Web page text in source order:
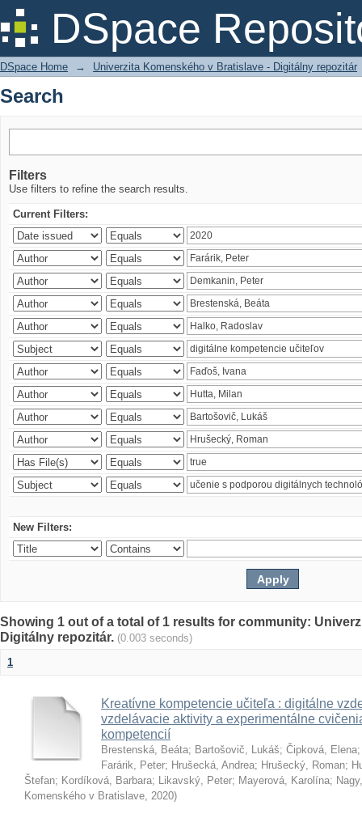
DSpace
Search
DSpace Home → Univerzita Komenského v Bratislave - Digitálny repozitár
Search
Filters
Use filters to refine the search results.
Current Filters:
New Filters:
Showing 1 out of a total of 1 results for community:
Digitálny repozitár. (0.003 seconds)
1
Kreatívne kompetencie učiteľa : digitálne
vzdelávacie aktivity a experimentálne
kompetencií
Brestenská, Beáta; Bartošovič, Lukáš; Čipková, Elena
Farárik, Peter; Hrušecká, Andrea; Hrušecký, Roman;
Štefan; Kordíková, Barbara; Likavský, Peter; Mayerová, Karolína;
Komenského v Bratislave, 2020)